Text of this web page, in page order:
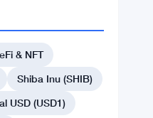
& NFT
Shiba Inu (SHIB)
USD (USD1)